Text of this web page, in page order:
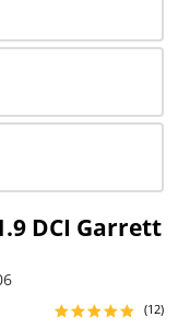
DCI Garrett
(12)